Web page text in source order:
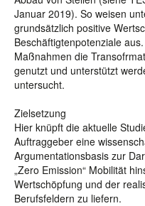
Januar 2019). So weisen
grundsätzlich positive
Beschäftigtenpotenziale
Maßnahmen die
genutzt und unterstützt
untersucht.
Zielsetzung
Hier knüpft die aktuelle
Auftraggeber eine
Argumentationsbasis zur
„Zero Emission“ Mobilität
Wertschöpfung und der
Berufsfeldern zu liefern.